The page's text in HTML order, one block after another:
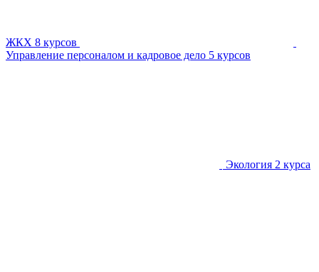
ЖКХ 8 курсов
Управление персоналом и кадровое дело 5 курсов
Экология 2 курса